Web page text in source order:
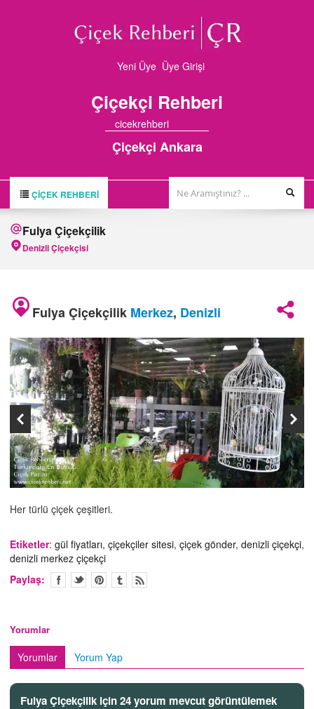
Yeni Üye Üye Girişi
Çiçekçi Rehberi
cicekrehberi
Çiçekçi Ankara
ÇIÇEK REHBERI
ÇİÇEKÇİLER
FİRMA BAŞVURUSU
İLETİŞİM
Fulya Çiçekçilik
Denizli Çiçekçisi
Fulya Çiçekçilik Merkez, Denizli
Her türlü çiçek çeşitleri.
Etiketler: gül fiyatları, çiçekçiler sitesi, çiçek gönder, denizli çiçekçi,
denizli merkez çiçekçi
Paylaş:
Yorumlar
Yorumlar Yorum Yap
Fulya Çiçekçilik için 24 yorum mevcut görüntülemek